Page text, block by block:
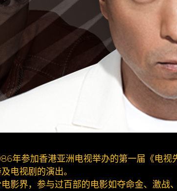
年参加香港亚洲电视举办的第一届《电
电视剧的演出。
影界，参与过百部的电影如夺命金、激